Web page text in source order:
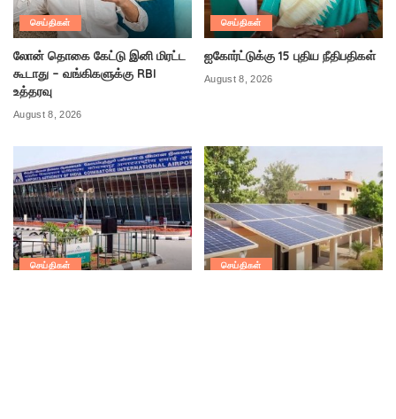
செய்திகள்
லோன் தொகை கேட்டு இனி மிரட்ட
கூடாது – வங்கிகளுக்கு RBI
உத்தரவு
August 8, 2026
செய்திகள்
ஐகோர்ட்டுக்கு 15 புதிய நீதிபதிகள்
August 8, 2026
செய்திகள் செய்திகள்